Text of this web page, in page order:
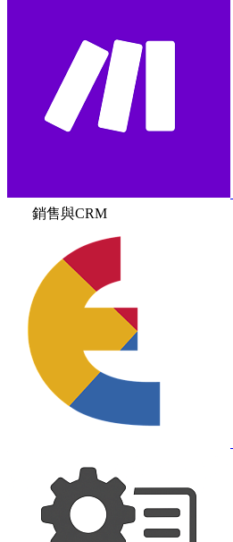
銷售與CRM